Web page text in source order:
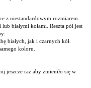
z niestandardowym rozmiarem.
białymi kołami. Reszta pól jest
białych, jak i czarnych kół.
koloru.
jeszcze raz aby zmieniło się w